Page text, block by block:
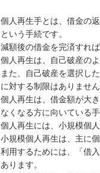
個人再生手とは、借金の
という手続です。
減額後の借金を完済すれ
個人再生は、自己破産の
また、自己破産を選択し
に対する制限はありません
個人再生は、借金額が大
なくなる方に向いている手
個人再生には、小規模個
小規模個人再生は、主に
利用するためには、「借
あります。